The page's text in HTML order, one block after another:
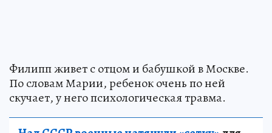
Филипп живет с отцом и бабушкой в Москве.
По словам Марии, ребенок очень по ней
скучает, у него психологическая травма.